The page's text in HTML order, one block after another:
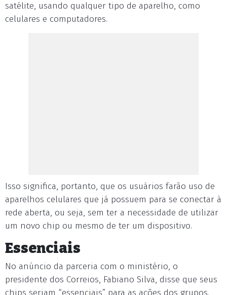
satélite, usando qualquer tipo de aparelho, como
celulares e computadores.
Isso significa, portanto, que os usuários farão uso de
aparelhos celulares que já possuem para se conectar à
rede aberta, ou seja, sem ter a necessidade de utilizar
um novo chip ou mesmo de ter um dispositivo.
Essenciais
No anúncio da parceria com o ministério, o
presidente dos Correios, Fabiano Silva, disse que seus
chips seriam “essenciais” para as ações dos grupos.